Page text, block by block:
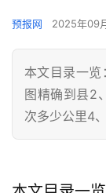
预报网 2025年09
本文目录一
图精确到县2
次多少公里4